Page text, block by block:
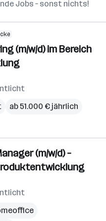
Jobs – sonst nichts!
(m/w/d) im Bereich
ab 51.000 € jährlich
(m/w/d) –